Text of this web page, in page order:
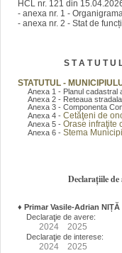
HCL nr. 121 din
- anexa nr. 1 -
- anexa nr. 2 - Stat de
S T A T U T U
STATUTUL -
Anexa 1 - Planul cadastral
Anexa 2 - Reteaua stradala
Anexa 3 - Componenta
Anexa 4 - Cetăţeni de
Anexa 5 - Orase infraţite
Anexa 6 - Stema
Declarațiile de
♦ Primar Vasile-Adrian NIȚĂ
Declaraţie de avere:
2024 2025
Declaraţie de interese:
2024 2025